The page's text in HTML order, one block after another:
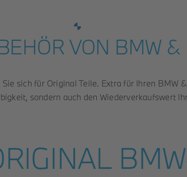
VON BMW &
sich für Original Teile. Extra für Ihren BMW
sondern auch den Wiederverkaufswert